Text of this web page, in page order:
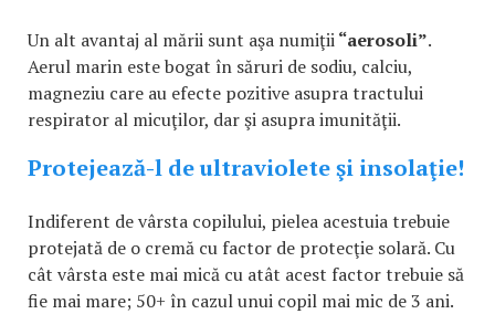
Un alt avantaj al mării sunt aşa numiţii“aerosoli”.
Aerul marin este bogat în săruri de sodiu, calciu,
magneziu care au efecte pozitive asupra tractului
respirator al micuţilor, dar şi asupra imunităţii.
Protejează-l de ultraviolete şi insolaţie!
Indiferent de vârsta copilului, pielea acestuia trebuie
protejată de o cremă cu factor de protecţie solară. Cu
cât vârsta este mai mică cu atât acest factor trebuie să
fie mai mare; 50+ în cazul unui copil mai mic de 3 ani.